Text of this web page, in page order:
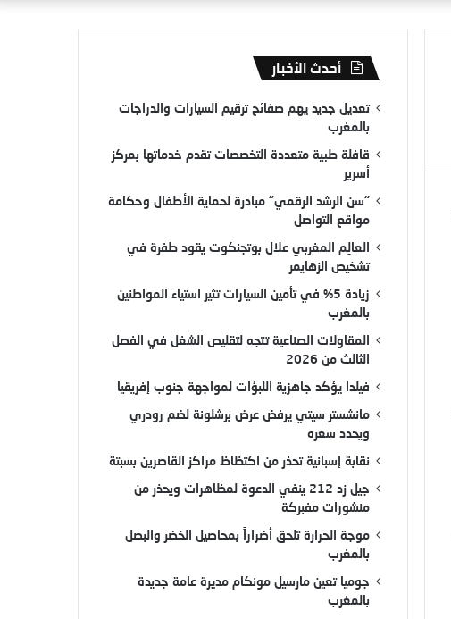
أحدث الأخبار
تعديل جديد يهم صفائح ترقيم السيارات والدراجات
بالمغرب
قافلة طبية متعددة التخصصات تقدم خدماتها بمركز
أسرير
“سن الرشد الرقمي” مبادرة لحماية الأطفال وحكامة
مواقع التواصل
العالِم المغربي علال بوتجنكوت يقود طفرة في
تشخيص الزهايمر
زيادة 5% في تأمين السيارات تثير استياء المواطنين
بالمغرب
المقاولات الصناعية تتجه لتقليص الشغل في الفصل
الثالث من 2026
فيلدا يؤكد جاهزية اللبؤات لمواجهة جنوب إفريقيا
مانشستر سيتي يرفض عرض برشلونة لضم رودري
ويحدد سعره
نقابة إسبانية تحذر من اكتظاظ مراكز القاصرين بسبتة
جيل زد 212 ينفي الدعوة لمظاهرات ويحذر من
منشورات مفبركة
موجة الحرارة تلحق أضراراً بمحاصيل الخضر والبصل
بالمغرب
جوميا تعين مارسيل مونكام مديرة عامة جديدة
بالمغرب